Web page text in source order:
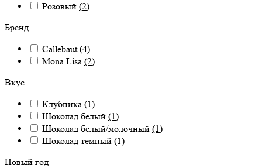
Розовый (2)
Бренд
Callebaut(4)
Mona Lisa (2)
Вкус
Клубника (1)
Шоколад белый (1)
Шоколад белый/молочный (1)
Шоколад темный (1)
Новый год